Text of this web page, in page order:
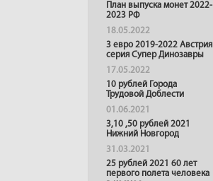
План выпуска монет 2022-
2023 РФ
18.05.2022
3 евро 2019-2022 Австрия
серия Супер Динозавры
17.05.2022
10 рублей Города
Трудовой Доблести
01.06.2021
3,10 ,50 рублей 2021
Нижний Новгород
31.03.2021
25 рублей 2021 60 лет
первого полета человека